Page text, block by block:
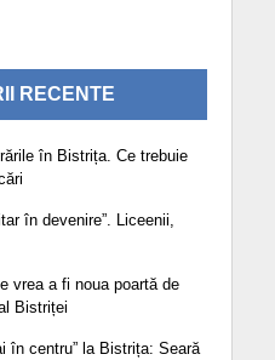
RECENTE
în Bistrița. Ce trebuie
în devenire”. Liceenii,
vrea a fi noua poartă de
Bistriței
în centru” la Bistrița: Seară